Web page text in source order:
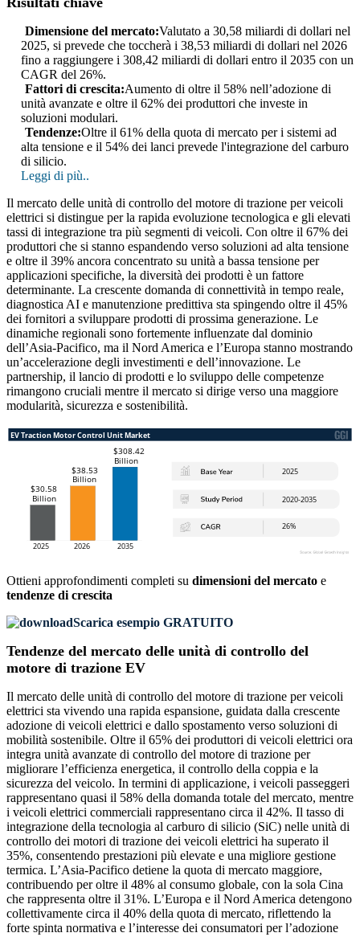
Dimensione del mercato:Valutato a 30,58 miliardi di dollari nel
2025, si prevede che toccherà i 38,53 miliardi di dollari nel 2026
fino a raggiungere i 308,42 miliardi di dollari entro il 2035 con un
CAGR del 26%.
Fattori di crescita:Aumento di oltre il 58% nell’adozione di
unità avanzate e oltre il 62% dei produttori che investe in
soluzioni modulari.
Tendenze:Oltre il 61% della quota di mercato per i sistemi ad
alta tensione e il 54% dei lanci prevede l'integrazione del carburo
di silicio.
Leggi di più..
Il mercato delle unità di controllo del motore di trazione per veicoli
elettrici si distingue per la rapida evoluzione tecnologica e gli elevati
tassi di integrazione tra più segmenti di veicoli. Con oltre il 67% dei
produttori che si stanno espandendo verso soluzioni ad alta tensione
e oltre il 39% ancora concentrato su unità a bassa tensione per
applicazioni specifiche, la diversità dei prodotti è un fattore
determinante. La crescente domanda di connettività in tempo reale,
diagnostica AI e manutenzione predittiva sta spingendo oltre il 45%
dei fornitori a sviluppare prodotti di prossima generazione. Le
dinamiche regionali sono fortemente influenzate dal dominio
dell’Asia-Pacifico, ma il Nord America e l’Europa stanno mostrando
un’accelerazione degli investimenti e dell’innovazione. Le
partnership, il lancio di prodotti e lo sviluppo delle competenze
rimangono cruciali mentre il mercato si dirige verso una maggiore
modularità, sicurezza e sostenibilità.
Ottieni approfondimenti completi su dimensioni del mercato e
tendenze di crescita
Scarica esempio GRATUITO
Tendenze del mercato delle unità di controllo del
motore di trazione EV
Il mercato delle unità di controllo del motore di trazione per veicoli
elettrici sta vivendo una rapida espansione, guidata dalla crescente
adozione di veicoli elettrici e dallo spostamento verso soluzioni di
mobilità sostenibile. Oltre il 65% dei produttori di veicoli elettrici ora
integra unità avanzate di controllo del motore di trazione per
migliorare l’efficienza energetica, il controllo della coppia e la
sicurezza del veicolo. In termini di applicazione, i veicoli passeggeri
rappresentano quasi il 58% della domanda totale del mercato, mentre
i veicoli elettrici commerciali rappresentano circa il 42%. Il tasso di
integrazione della tecnologia al carburo di silicio (SiC) nelle unità di
controllo dei motori di trazione dei veicoli elettrici ha superato il
35%, consentendo prestazioni più elevate e una migliore gestione
termica. L’Asia-Pacifico detiene la quota di mercato maggiore,
contribuendo per oltre il 48% al consumo globale, con la sola Cina
che rappresenta oltre il 31%. L’Europa e il Nord America detengono
collettivamente circa il 40% della quota di mercato, riflettendo la
forte spinta normativa e l’interesse dei consumatori per l’adozione